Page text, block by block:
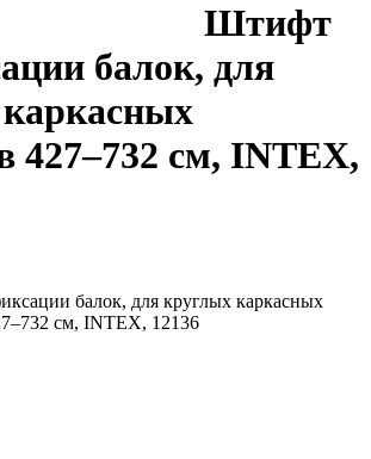
Штифт
балок, для
427–732 см, INTEX,
балок, для круглых каркасных
см, INTEX, 12136